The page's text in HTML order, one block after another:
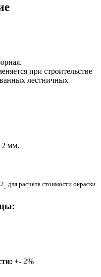
при строительстве
лестничных
2 мм.
2. для расчета стоимости окраски
+- 2%